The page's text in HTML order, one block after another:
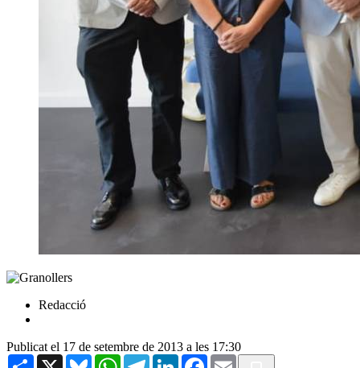
Redacció
Publicat el 17 de setembre de 2013 a les 17:30
Share X BlueskyWhatsAppTelegramLinkedInFacebook
Email